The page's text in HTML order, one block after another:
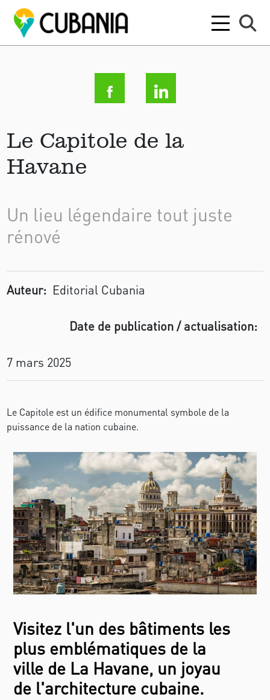
Le Capitole de la
Havane
Un lieu légendaire tout juste
rénové
Auteur: Editorial Cubania
Date de publication / actualisation:
7 mars 2025
Le Capitole est un édifice monumental symbole de la
puissance de la nation cubaine.
Visitez l'un des bâtiments les
plus emblématiques de la
ville de La Havane, un joyau
de l'architecture cubaine.